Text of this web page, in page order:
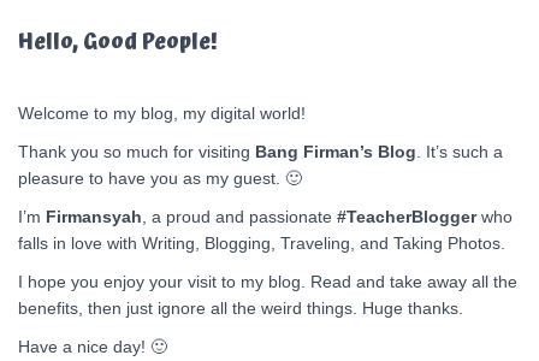
Hello, Good People!
Welcome to my blog, my digital world!
Thank you so much for visiting Bang Firman’s Blog . It’s such a
pleasure to have you as my guest. 🙂
I’m Firmansyah , a proud and passionate #TeacherBloggerwho
falls in love with Writing, Blogging, Traveling, and Taking Photos.
I hope you enjoy your visit to my blog. Read and take away all the
benefits, then just ignore all the weird things. Huge thanks.
Have a nice day! 🙂